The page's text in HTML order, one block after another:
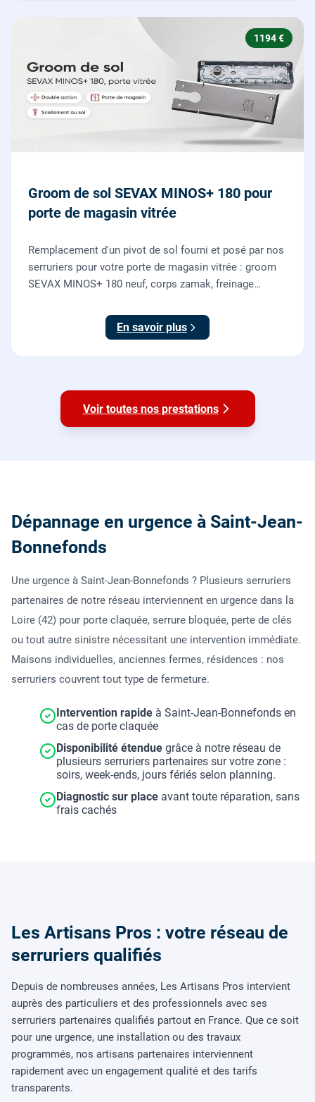
1194 €
Groom de sol SEVAX MINOS+ 180 pour
porte de magasin vitrée
Remplacement d'un pivot de sol fourni et posé par nos
serruriers pour votre porte de magasin vitrée : groom
SEVAX MINOS+ 180 neuf, corps zamak, freinage
sol, réglage et essais. 995 euros HT (1194 TTC).
En savoir plus
Voir toutes nos prestations
Dépannage en urgence à Saint-Jean-
Bonnefonds
Une urgence à Saint-Jean-Bonnefonds ? Plusieurs serruriers
partenaires de notre réseau interviennent en urgence dans la
Loire (42) pour porte claquée, serrure bloquée, perte de clés
ou tout autre sinistre nécessitant une intervention immédiate.
Maisons individuelles, anciennes fermes, résidences : nos
serruriers couvrent tout type de fermeture.
Intervention rapide à Saint-Jean-Bonnefonds en
cas de porte claquée
Disponibilité étendue grâce à notre réseau de
plusieurs serruriers partenaires sur votre zone :
soirs, week-ends, jours fériés selon planning.
Diagnostic sur place avant toute réparation, sans
frais cachés
Les Artisans Pros : votre réseau de
serruriers qualifiés
Depuis de nombreuses années, Les Artisans Pros intervient
auprès des particuliers et des professionnels avec ses
serruriers partenaires qualifiés partout en France. Que ce soit
pour une urgence, une installation ou des travaux
programmés, nos artisans partenaires interviennent
rapidement avec un engagement qualité et des tarifs
transparents.